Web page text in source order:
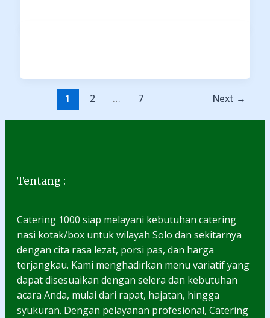
1 2 … 7 Next →
Tentang :
Catering 1000 siap melayani kebutuhan catering
nasi kotak/box untuk wilayah Solo dan sekitarnya
dengan cita rasa lezat, porsi pas, dan harga
terjangkau. Kami menghadirkan menu variatif yang
dapat disesuaikan dengan selera dan kebutuhan
acara Anda, mulai dari rapat, hajatan, hingga
syukuran. Dengan pelayanan profesional, Catering